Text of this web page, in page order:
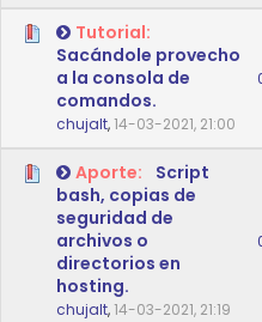
Tutorial:
Sacándole provecho
a la consola de
comandos.
chujalt,14-03-2021, 21:00
Aporte:
Script
bash, copias de
seguridad de
archivos o
directorios en
hosting.
chujalt,14-03-2021, 21:19